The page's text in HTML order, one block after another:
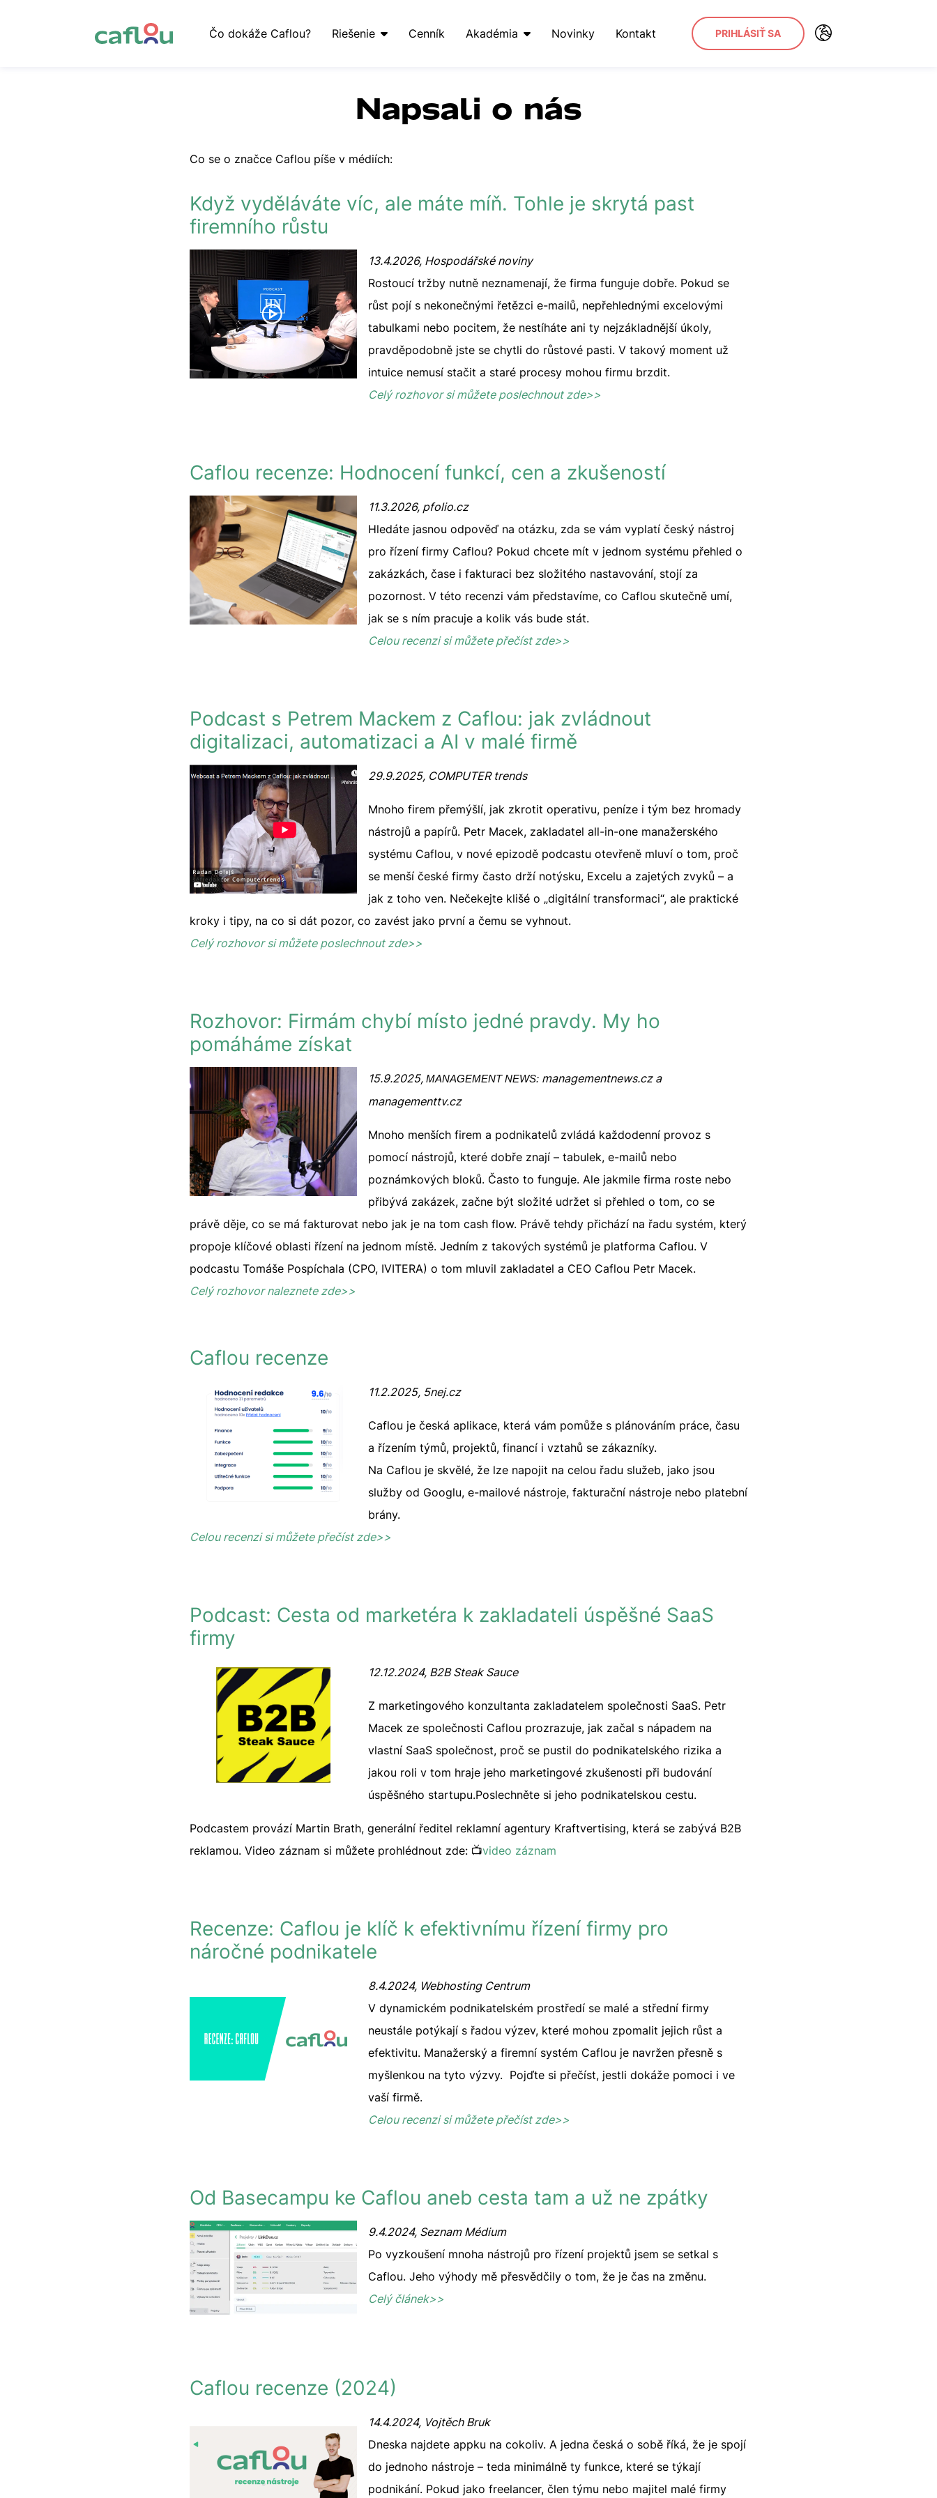
Čo dokáže Caflou? Riešenie Cenník Akadémia Novinky Kontakt PRIHLÁSIŤ SA
Napsali o nás
Co se o značce Caflou píše v médiích:
Když vyděláváte víc, ale máte míň. Tohle je skrytá past
firemního růstu
13.4.2026, Hospodářské noviny
Rostoucí tržby nutně neznamenají, že firma funguje dobře. Pokud se
růst pojí s nekonečnými řetězci e-mailů, nepřehlednými excelovými
tabulkami nebo pocitem, že nestíháte ani ty nejzákladnější úkoly,
pravděpodobně jste se chytli do růstové pasti. V takový moment už
intuice nemusí stačit a staré procesy mohou firmu brzdit.
Celý rozhovor si můžete poslechnout zde>>
Caflou recenze: Hodnocení funkcí, cen a zkušeností
11.3.2026, pfolio.cz
Hledáte jasnou odpověď na otázku, zda se vám vyplatí český nástroj
pro řízení firmy Caflou? Pokud chcete mít v jednom systému přehled o
zakázkách, čase i fakturaci bez složitého nastavování, stojí za
pozornost. V této recenzi vám představíme, co Caflou skutečně umí,
jak se s ním pracuje a kolik vás bude stát.
Celou recenzi si můžete přečíst zde>>
Podcast s Petrem Mackem z Caflou: jak zvládnout
digitalizaci, automatizaci a AI v malé firmě
29.9.2025, COMPUTER trends
Mnoho firem přemýšlí, jak zkrotit operativu, peníze i tým bez hromady
nástrojů a papírů. Petr Macek, zakladatel all-in-one manažerského
systému Caflou, v nové epizodě podcastu otevřeně mluví o tom, proč
se menší české firmy často drží notýsku, Excelu a zajetých zvyků – a
jak z toho ven. Nečekejte klišé o „digitální transformaci“, ale praktické
kroky i tipy, na co si dát pozor, co zavést jako první a čemu se vyhnout.
Celý rozhovor si můžete poslechnout zde>>
Rozhovor: Firmám chybí místo jedné pravdy. My ho
pomáháme získat
15.9.2025, MANAGEMENT NEWS: managementnews.cz a
managementtv.cz
Mnoho menších firem a podnikatelů zvládá každodenní provoz s
pomocí nástrojů, které dobře znají – tabulek, e-mailů nebo
poznámkových bloků. Často to funguje. Ale jakmile firma roste nebo
přibývá zakázek, začne být složité udržet si přehled o tom, co se
právě děje, co se má fakturovat nebo jak je na tom cash flow. Právě tehdy přichází na řadu systém, který
propoje klíčové oblasti řízení na jednom místě. Jedním z takových systémů je platforma Caflou. V
podcastu Tomáše Pospíchala (CPO, IVITERA) o tom mluvil zakladatel a CEO Caflou Petr Macek.
Celý rozhovor naleznete zde>>
Caflou recenze
11.2.2025, 5nej.cz
Caflou je česká aplikace, která vám pomůže s plánováním práce, času
a řízením týmů, projektů, financí i vztahů se zákazníky.
Na Caflou je skvělé, že lze napojit na celou řadu služeb, jako jsou
služby od Googlu, e-mailové nástroje, fakturační nástroje nebo platební
brány.
Celou recenzi si můžete přečíst zde>>
Podcast: Cesta od marketéra k zakladateli úspěšné SaaS
firmy
12.12.2024, B2B Steak Sauce
Z marketingového konzultanta zakladatelem společnosti SaaS. Petr
Macek ze společnosti Caflou prozrazuje, jak začal s nápadem na
vlastní SaaS společnost, proč se pustil do podnikatelského rizika a
jakou roli v tom hraje jeho marketingové zkušenosti při budování
úspěšného startupu.Poslechněte si jeho podnikatelskou cestu.
Podcastem provází Martin Brath, generální ředitel reklamní agentury Kraftvertising, která se zabývá B2B
reklamou. Video záznam si můžete prohlédnout zde: 📺video záznam
Recenze: Caflou je klíč k efektivnímu řízení firmy pro
náročné podnikatele
8.4.2024, Webhosting Centrum
V dynamickém podnikatelském prostředí se malé a střední firmy
neustále potýkají s řadou výzev, které mohou zpomalit jejich růst a
efektivitu. Manažerský a firemní systém Caflou je navržen přesně s
myšlenkou na tyto výzvy. Pojďte si přečíst, jestli dokáže pomoci i ve
vaší firmě.
Celou recenzi si můžete přečíst zde>>
Od Basecampu ke Caflou aneb cesta tam a už ne zpátky
9.4.2024, Seznam Médium
Po vyzkoušení mnoha nástrojů pro řízení projektů jsem se setkal s
Caflou. Jeho výhody mě přesvědčily o tom, že je čas na změnu.
Celý článek>>
Caflou recenze (2024)
14.4.2024, Vojtěch Bruk
Dneska najdete appku na cokoliv. A jedna česká o sobě říká, že je spojí
do jednoho nástroje – teda minimálně ty funkce, které se týkají
podnikání. Pokud jako freelancer, člen týmu nebo majitel malé firmy